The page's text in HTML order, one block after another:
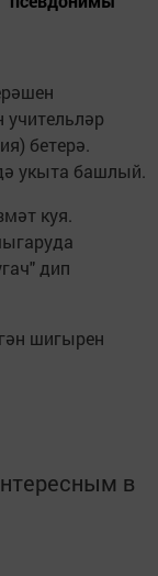
учительләр
бетерә.
укыта башлый.
куя.
дип
шигырен
в